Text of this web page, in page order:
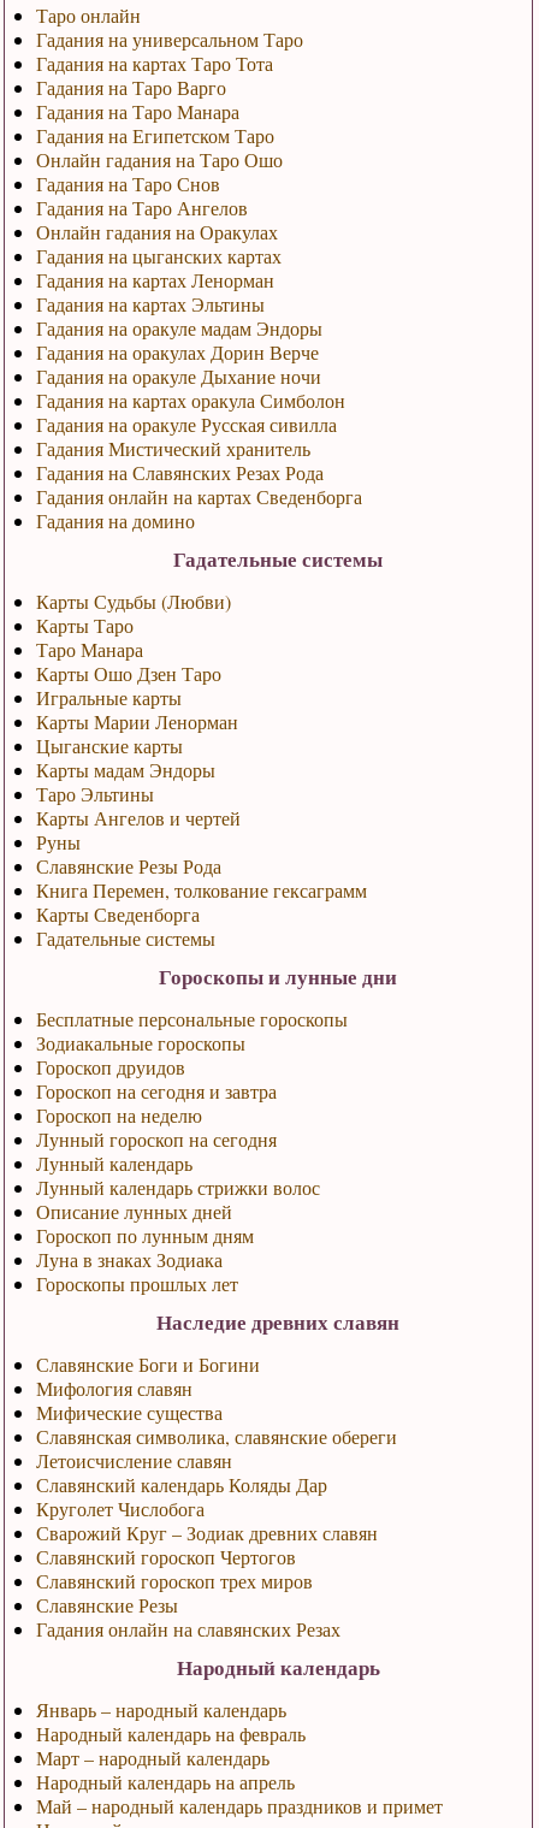
Таро онлайн
Гадания на универсальном Таро
Гадания на картах Таро Тота
Гадания на Таро Варго
Гадания на Таро Манара
Гадания на Египетском Таро
Онлайн гадания на Таро Ошо
Гадания на Таро Снов
Гадания на Таро Ангелов
Онлайн гадания на Оракулах
Гадания на цыганских картах
Гадания на картах Ленорман
Гадания на картах Эльтины
Гадания на оракуле мадам Эндоры
Гадания на оракулах Дорин Верче
Гадания на оракуле Дыхание ночи
Гадания на картах оракула Симболон
Гадания на оракуле Русская сивилла
Гадания Мистический хранитель
Гадания на Славянских Резах Рода
Гадания онлайн на картах Сведенборга
Гадания на домино
Гадательные системы
Карты Судьбы (Любви)
Карты Таро
Таро Манара
Карты Ошо Дзен Таро
Игральные карты
Карты Марии Ленорман
Цыганские карты
Карты мадам Эндоры
Таро Эльтины
Карты Ангелов и чертей
Руны
Славянские Резы Рода
Книга Перемен, толкование гексаграмм
Карты Сведенборга
Гадательные системы
Гороскопы и лунные дни
Бесплатные персональные гороскопы
Зодиакальные гороскопы
Гороскоп друидов
Гороскоп на сегодня и завтра
Гороскоп на неделю
Лунный гороскоп на сегодня
Лунный календарь
Лунный календарь стрижки волос
Описание лунных дней
Гороскоп по лунным дням
Луна в знаках Зодиака
Гороскопы прошлых лет
Наследие древних славян
Славянские Боги и Богини
Мифология славян
Мифические существа
Славянская символика, славянские обереги
Летоисчисление славян
Славянский календарь Коляды Дар
Круголет Числобога
Сварожий Круг – Зодиак древних славян
Славянский гороскоп Чертогов
Славянский гороскоп трех миров
Славянские Резы
Гадания онлайн на славянских Резах
Народный календарь
Январь – народный календарь
Народный календарь на февраль
Март – народный календарь
Народный календарь на апрель
Май – народный календарь праздников и примет